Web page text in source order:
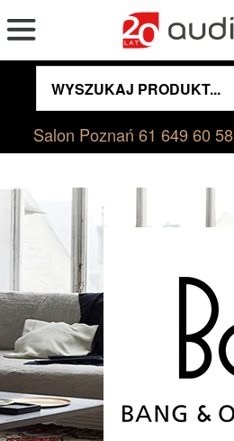
Salon Poznań61 649 60 58